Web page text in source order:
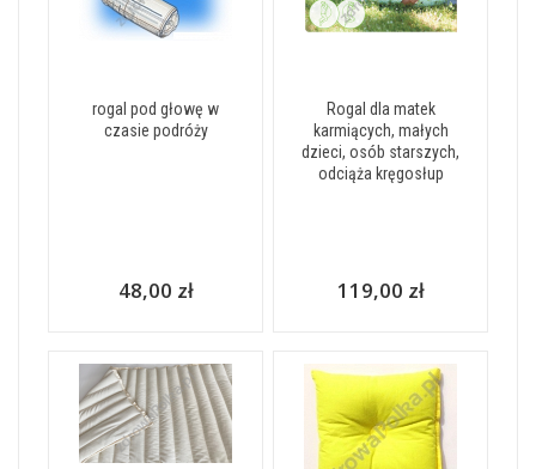
rogal pod głowę w
czasie podróży
48,00 zł
Rogal dla matek
karmiących, małych
dzieci, osób starszych,
odciąża kręgosłup
119,00 zł